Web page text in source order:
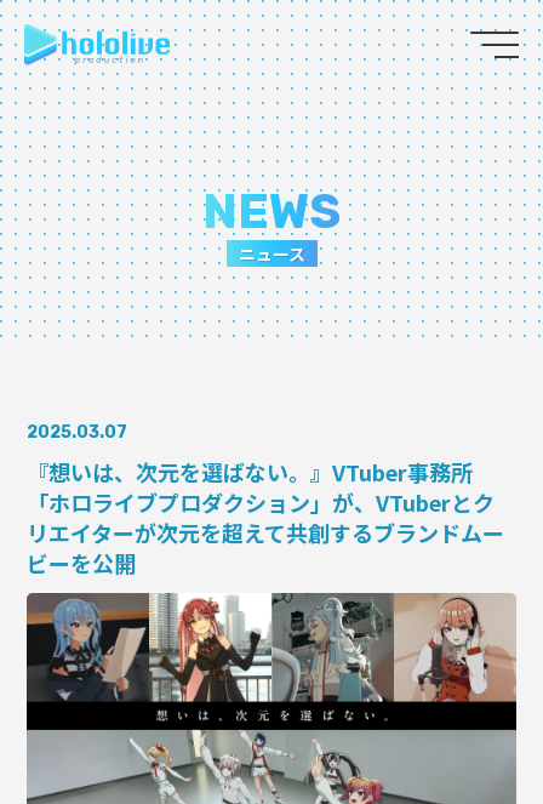
EN
JP
ABOUT
TALENT
NEWS
COLLABORATION
SUPPORT ADVERTISING
OFFICIAL SHOP
HOLODULE
会社概要
プライバシーポリシー
未成年の方々へのお願い
二次創作ガイドライン
NEWS
ニュース
2025.03.07
『想いは、次元を選ばない。』VTuber事務所
「ホロライブプロダクション」が、VTuberとク
リエイターが次元を超えて共創するブランドムー
ビーを公開